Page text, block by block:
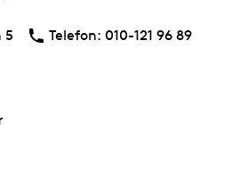
5
Telefon: Telefon
010-121 96 89